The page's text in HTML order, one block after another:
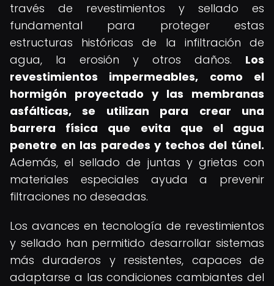
través de revestimientos y sellado es
fundamental para proteger estas
estructuras históricas de la infiltración de
agua, la erosión y otros daños. Los
revestimientos impermeables, como el
hormigón proyectado y las membranas
asfálticas, se utilizan para crear una
barrera física que evita que el agua
penetre en las paredes y techos del túnel.
Además, el sellado de juntas y grietas con
materiales especiales ayuda a prevenir
filtraciones no deseadas.
Los avances en tecnología de revestimientos
y sellado han permitido desarrollar sistemas
más duraderos y resistentes, capaces de
adaptarse a las condiciones cambiantes del